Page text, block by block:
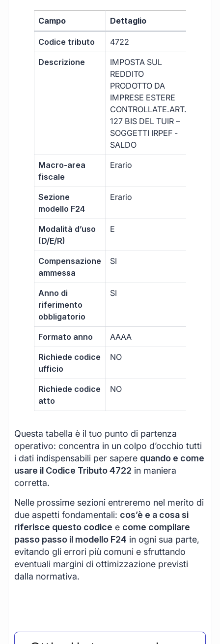
Campo Dettaglio
Codice tributo 4722
Descrizione
IMPOSTA SUL
REDDITO
PRODOTTO DA
IMPRESE ESTERE
CONTROLLATE.ART.
127 BIS DEL TUIR –
SOGGETTI IRPEF -
SALDO
Macro-area
fiscale
Erario
Sezione
modello F24
Erario
Modalità d’uso
(D/E/R)
E
Compensazione
ammessa
SI
Anno di
riferimento
obbligatorio
SI
Formato anno AAAA
Richiede codice
ufficio
NO
Richiede codice
atto
NO
Questa tabella è il tuo punto di partenza
operativo: concentra in un colpo d’occhio tutti
i dati indispensabili per sapere quando e come
usare il Codice Tributo 4722 in maniera
corretta.
Nelle prossime sezioni entreremo nel merito di
due aspetti fondamentali: cos’è e a cosa si
riferisce questo codice e come compilare
passo passo il modello F24 in ogni sua parte,
evitando gli errori più comuni e sfruttando
eventuali margini di ottimizzazione previsti
dalla normativa.